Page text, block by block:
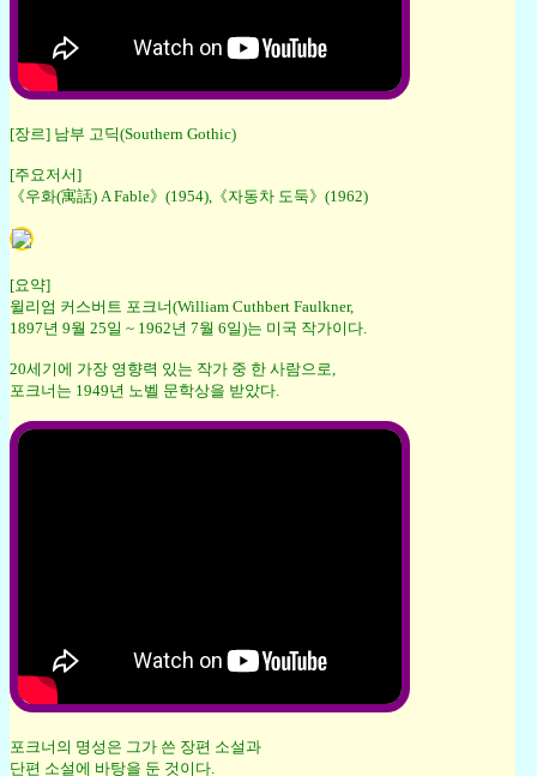
[장르] 남부 고딕(Southern Gothic)
[주요저서]
《우화(寓話) A Fable》(1954),《자동차 도둑》(1962)
[요약]
윌리엄 커스버트 포크너(William Cuthbert Faulkner,
1897년 9월 25일 ~ 1962년 7월 6일)는 미국 작가이다.
20세기에 가장 영향력 있는 작가 중 한 사람으로,
포크너는 1949년 노벨 문학상을 받았다.
포크너의 명성은 그가 쓴 장편 소설과
단편 소설에 바탕을 둔 것이다.